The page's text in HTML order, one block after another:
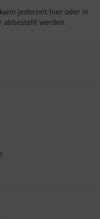
jederzeit hier oder in
abbestellt werden.